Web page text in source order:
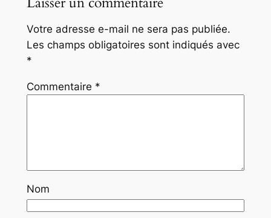
Votre adresse e-mail ne sera pas publiée.
Les champs obligatoires sont indiqués avec
*
Commentaire *
Nom